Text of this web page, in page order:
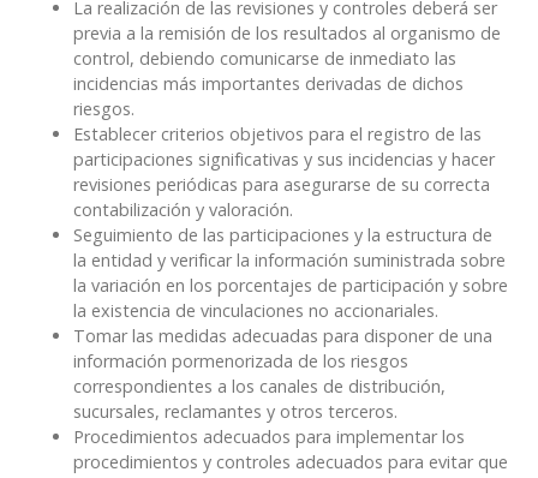
La realización de las revisiones y controles deberá ser
previa a la remisión de los resultados al organismo de
control, debiendo comunicarse de inmediato las
incidencias más importantes derivadas de dichos
riesgos.
Establecer criterios objetivos para el registro de las
participaciones significativas y sus incidencias y hacer
revisiones periódicas para asegurarse de su correcta
contabilización y valoración.
Seguimiento de las participaciones y la estructura de
la entidad y verificar la información suministrada sobre
la variación en los porcentajes de participación y sobre
la existencia de vinculaciones no accionariales.
Tomar las medidas adecuadas para disponer de una
información pormenorizada de los riesgos
correspondientes a los canales de distribución,
sucursales, reclamantes y otros terceros.
Procedimientos adecuados para implementar los
procedimientos y controles adecuados para evitar que